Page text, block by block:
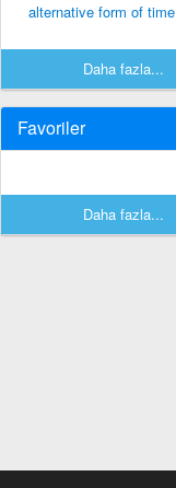
alternative form of
Daha fazla...
Favoriler
Daha fazla...